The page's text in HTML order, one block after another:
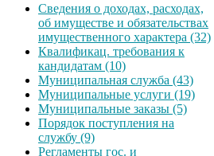
Сведения о доходах, расходах,
об имуществе и обязательствах
имущественного характера (32)
Квалификац. требования к
кандидатам (10)
Муниципальная служба (43)
Муниципальные услуги (19)
Муниципальные заказы (5)
Порядок поступления на
службу (9)
Регламенты гос. и